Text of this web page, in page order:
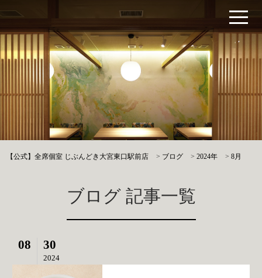
【公式】全席個室 じぶんどき大宮東口駅前店 > ブログ >2024年 >8月
ブログ 記事一覧
08 30
2024